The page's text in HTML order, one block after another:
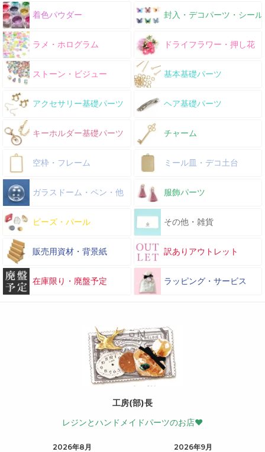
着色パウダー 封入・デコパーツ・シール
ラメ・ホログラム ドライフラワー・押し花
ストーン・ビジュー 基本基礎パーツ
アクセサリー基礎パーツ ヘア基礎パーツ
キーホルダー基礎パーツ チャーム
空枠・フレーム ミール皿・デコ土台
ガラスドーム・ペン・他 服飾パーツ
ビーズ・パール その他・雑貨
販売用資材・背景紙 訳ありアウトレット
在庫限り・廃盤予定 ラッピング・サービス
工房(部)長
レジンとハンドメイドパーツのお店♥
2026年8月
2026年9月